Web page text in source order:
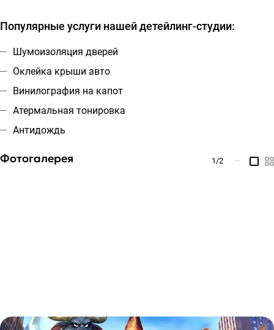
Популярные услуги нашей детейлинг-студии:
Шумоизоляция дверей
Оклейка крыши авто
Винилография на капот
Атермальная тонировка
Антидождь
Фотогалерея 1/2 —